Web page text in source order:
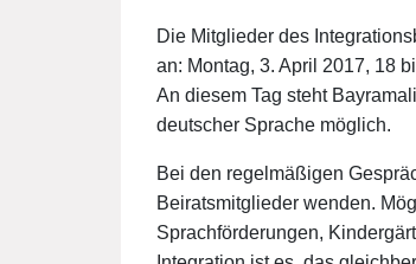
Die Mitglieder des
an: Montag, 3. April 2017, 18
An diesem Tag steht
deutscher Sprache möglich.
Bei den regelmäßigen
Beiratsmitglieder wenden.
Sprachförderungen,